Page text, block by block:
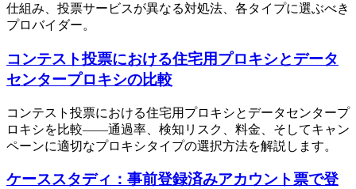
仕組み、投票サービスが異なる対処法、各タイプに選ぶべき
プロバイダー。
コンテスト投票における住宅用プロキシとデータ
センタープロキシの比較
コンテスト投票における住宅用プロキシとデータセンタープ
ロキシを比較——通過率、検知リスク、料金、そしてキャン
ペーンに適切なプロキシタイプの選択方法を解説します。
ケーススタディ：事前登録済みアカウント票で登